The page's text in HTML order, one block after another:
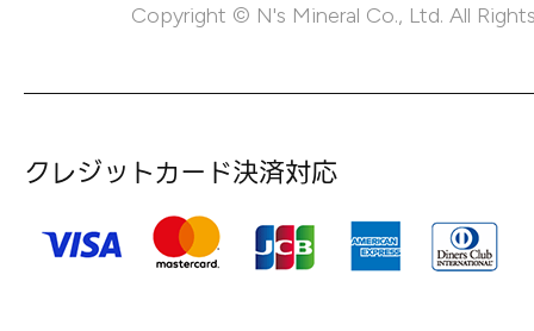
Copyright © N's Mineral Co., Ltd. All
クレジットカード決済対応